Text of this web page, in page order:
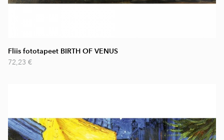
Fliis fototapeet BIRTH OF VENUS
72,23 €